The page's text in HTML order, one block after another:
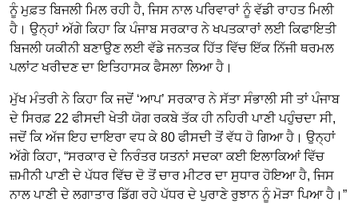
ਨੂੰ ਮੁਫ਼ਤ ਬਿਜਲੀ ਮਿਲ ਰਹੀ ਹੈ, ਜਿਸ ਨਾਲ ਪਰਿਵਾਰਾਂ ਨੂੰ ਵੱਡੀ ਰਾਹਤ ਮਿਲੀ
ਹੈ। ਉਨ੍ਹਾਂ ਅੱਗੇ ਕਿਹਾ ਕਿ ਪੰਜਾਬ ਸਰਕਾਰ ਨੇ ਖਪਤਕਾਰਾਂ ਲਈ ਕਿਫਾਇਤੀ
ਬਿਜਲੀ ਯਕੀਨੀ ਬਣਾਉਣ ਲਈ ਵੱਡੇ ਜਨਤਕ ਹਿੱਤ ਵਿੱਚ ਇੱਕ ਨਿੱਜੀ ਥਰਮਲ
ਪਲਾਂਟ ਖਰੀਦਣ ਦਾ ਇਤਿਹਾਸਕ ਫੈਸਲਾ ਲਿਆ ਹੈ।
ਮੁੱਖ ਮੰਤਰੀ ਨੇ ਕਿਹਾ ਕਿ ਜਦੋਂ ‘ਆਪ’ ਸਰਕਾਰ ਨੇ ਸੱਤਾ ਸੰਭਾਲੀ ਸੀ ਤਾਂ ਪੰਜਾਬ
ਦੇ ਸਿਰਫ਼ 22 ਫੀਸਦੀ ਖੇਤੀ ਯੋਗ ਰਕਬੇ ਤੱਕ ਹੀ ਨਹਿਰੀ ਪਾਣੀ ਪਹੁੰਚਦਾ ਸੀ,
ਜਦੋਂ ਕਿ ਅੱਜ ਇਹ ਦਾਇਰਾ ਵਧ ਕੇ 80 ਫੀਸਦੀ ਤੋਂ ਵੱਧ ਹੋ ਗਿਆ ਹੈ। ਉਨ੍ਹਾਂ
ਅੱਗੇ ਕਿਹਾ, “ਸਰਕਾਰ ਦੇ ਨਿਰੰਤਰ ਯਤਨਾਂ ਸਦਕਾ ਕਈ ਇਲਾਕਿਆਂ ਵਿੱਚ
ਜ਼ਮੀਨੀ ਪਾਣੀ ਦੇ ਪੱਧਰ ਵਿੱਚ ਦੋ ਤੋਂ ਚਾਰ ਮੀਟਰ ਦਾ ਸੁਧਾਰ ਹੋਇਆ ਹੈ, ਜਿਸ
ਨਾਲ ਪਾਣੀ ਦੇ ਲਗਾਤਾਰ ਡਿੱਗ ਰਹੇ ਪੱਧਰ ਦੇ ਪੁਰਾਣੇ ਰੁਝਾਨ ਨੂੰ ਮੋੜਾ ਪਿਆ ਹੈ।”